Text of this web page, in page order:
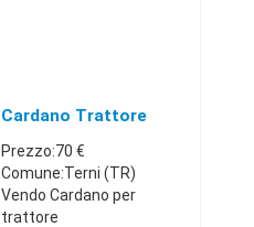
Cardano Trattore
Prezzo:70 €
Comune:Terni (TR)
Vendo Cardano per
trattore